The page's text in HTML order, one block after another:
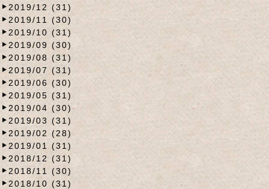
2019/12 (31)
2019/11 (30)
2019/10 (31)
2019/09 (30)
2019/08 (31)
2019/07 (31)
2019/06 (30)
2019/05 (31)
2019/04 (30)
2019/03 (31)
2019/02 (28)
2019/01 (31)
2018/12 (31)
2018/11 (30)
2018/10 (31)